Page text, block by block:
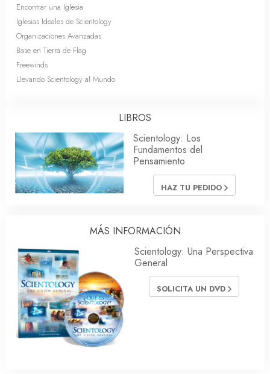
Encontrar una Iglesia
Iglesias Ideales de Scientology
Organizaciones Avanzadas
Base en Tierra de Flag
Freewinds
Llevando Scientology al Mundo
LIBROS
Scientology: Los
Fundamentos del
Pensamiento
HAZ TU PEDIDO
MÁS INFORMACIÓN
Scientology: Una Perspectiva
General
SOLICITA UN DVD